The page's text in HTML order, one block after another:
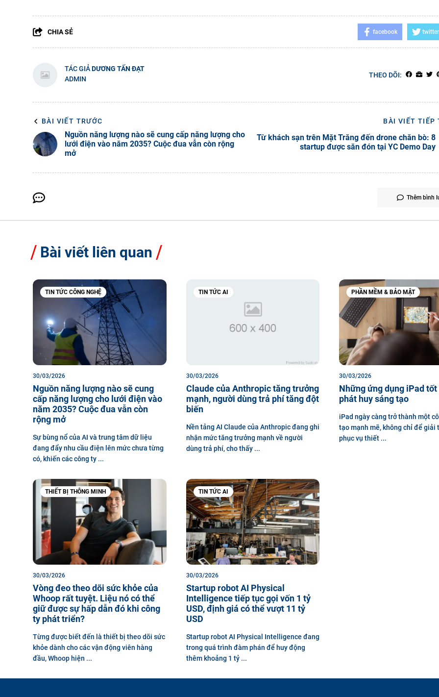
CHIA SẺ facebook twitter
TÁC GIẢDƯƠNG TẤN ĐẠT
ADMIN
THEO DÕI:
BÀI VIẾT TRƯỚC
Nguồn năng lượng nào sẽ cung cấp năng lượng cho
lưới điện vào năm 2035? Cuộc đua vẫn còn rộng
mở
BÀI VIẾT TIẾP
Từ khách sạn trên Mặt Trăng đến drone chăn bò: 8
startup được săn đón tại YC Demo Day
Thêm bình
Bài viết liên quan
TIN TỨC CÔNG NGHỆ
30/03/2026
Nguồn năng lượng nào sẽ cung
cấp năng lượng cho lưới điện vào
năm 2035? Cuộc đua vẫn còn
rộng mở
Sự bùng nổ của AI và trung tâm dữ liệu
đang đẩy nhu cầu điện lên mức chưa từng
có, khiến các công ty ...
TIN TỨC AI
30/03/2026
Claude của Anthropic tăng trưởng
mạnh, người dùng trả phí tăng đột
biến
Nền tảng AI Claude của Anthropic đang ghi
nhận mức tăng trưởng mạnh về người
dùng trả phí, cho thấy ...
PHẦN MỀM & BẢO MẬT
30/03/2026
Những ứng dụng iPad
phát huy sáng tạo
iPad ngày càng trở thành một
tạo mạnh mẽ, không chỉ để giải
phục vụ thiết ...
THIẾT BỊ THÔNG MINH
30/03/2026
Vòng đeo theo dõi sức khỏe của
Whoop rất tuyệt. Liệu nó có thể
giữ được sự hấp dẫn đó khi công
ty phát triển?
Từng được biết đến là thiết bị theo dõi sức
khỏe dành cho các vận động viên hàng
đầu, Whoop hiện ...
TIN TỨC AI
30/03/2026
Startup robot AI Physical
Intelligence tiếp tục gọi vốn 1 tỷ
USD, định giá có thể vượt 11 tỷ
USD
Startup robot AI Physical Intelligence đang
trong quá trình đàm phán để huy động
thêm khoảng 1 tỷ ...